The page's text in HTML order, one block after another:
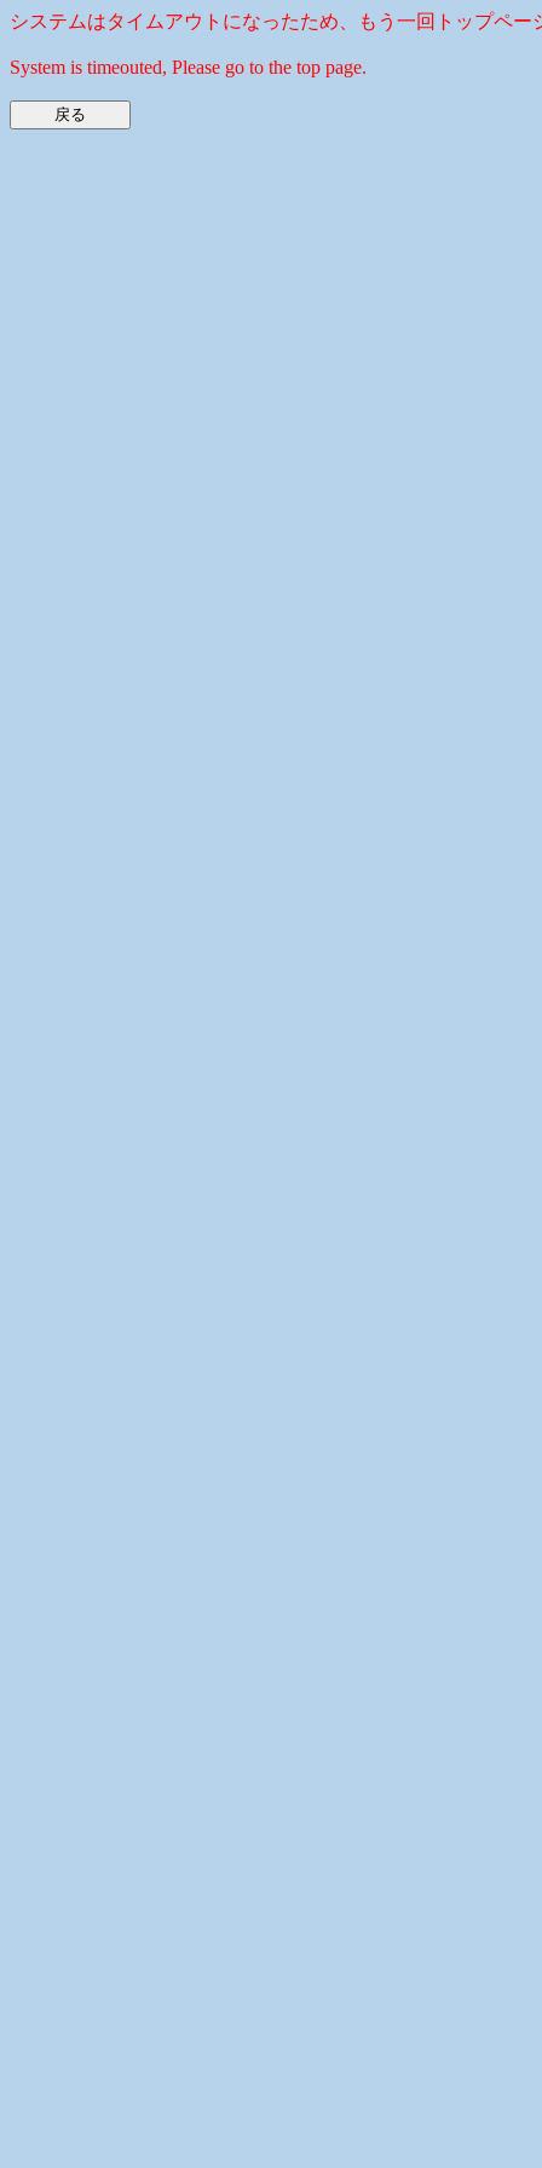
システムはタイムアウトになったため、もう一回トップペー
System is timeouted, Please go to the top page.